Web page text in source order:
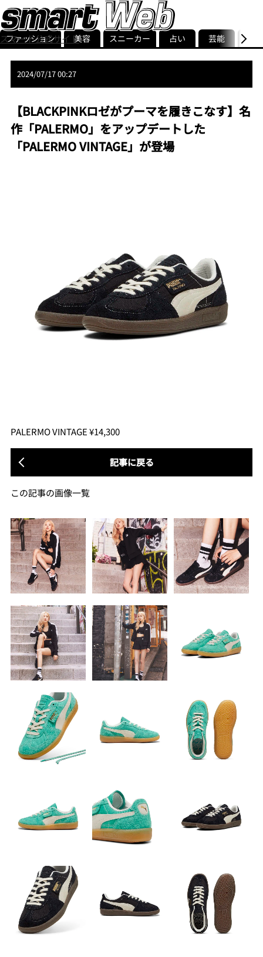
スマート公式サイト
smart最新号
記事一覧ランキング
ストリ
ファッション 美容 スニーカー 占い 芸能 グル
2024/07/17 00:27
【BLACKPINKロゼがプーマを履きこなす】名
作「PALERMO」をアップデートした
「PALERMO VINTAGE」が登場
PALERMO VINTAGE ¥14,300
記事に戻る
この記事の画像一覧